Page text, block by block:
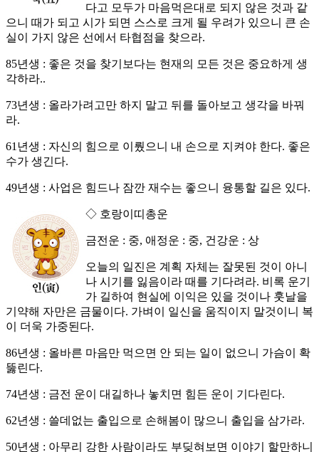
다고 모두가 마음먹은대로 되지 않은 것과 같
으니 때가 되고 시가 되면 스스로 크게 될 우려가 있으니 큰 손
실이 가지 않은 선에서 타협점을 찾으라.
85년생 : 좋은 것을 찾기보다는 현재의 모든 것은 중요하게 생
각하라..
73년생 : 올라가려고만 하지 말고 뒤를 돌아보고 생각을 바꿔
라.
61년생 : 자신의 힘으로 이뤘으니 내 손으로 지켜야 한다. 좋은
수가 생긴다.
49년생 : 사업은 힘드나 잠깐 재수는 좋으니 융통할 길은 있다.
◇ 호랑이띠총운
금전운 : 중, 애정운 : 중, 건강운 : 상
오늘의 일진은 계획 자체는 잘못된 것이 아니
나 시기를 잃음이라 때를 기다려라. 비록 운기
가 길하여 현실에 이익은 있을 것이나 훗날을
기약해 자만은 금물이다. 가벼이 일신을 움직이지 말것이니 복
이 더욱 가중된다.
86년생 : 올바른 마음만 먹으면 안 되는 일이 없으니 가슴이 확
뚫린다.
74년생 : 금전 운이 대길하나 놓치면 힘든 운이 기다린다.
62년생 : 쓸데없는 출입으로 손해봄이 많으니 출입을 삼가라.
50년생 : 아무리 강한 사람이라도 부딪혀보면 이야기 할만하니